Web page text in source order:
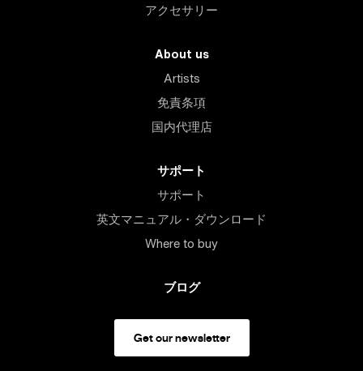
アクセサリー
About us
Artists
免責条項
国内代理店
サポート
サポート
英文マニュアル・ダウンロード
Where to buy
ブログ
Get our newsletter